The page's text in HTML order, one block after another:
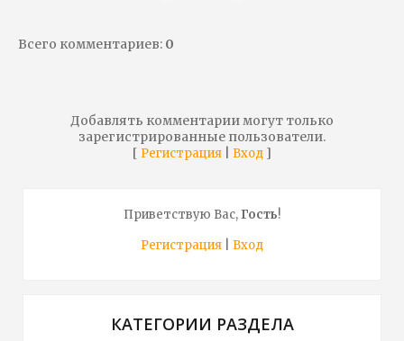
Всего комментариев: 0
Добавлять комментарии могут только
зарегистрированные пользователи.
[ Регистрация Вход ]
Приветствую Вас,Гость!
Регистрация
Вход
КАТЕГОРИИ РАЗДЕЛА